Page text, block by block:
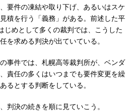
要件の凍結や取り下げ、あるいはスケ
積を行う「義務」がある。前述した平
じめとして多くの裁判では、こうした
を求める判決が出ていている。
事件では、札幌高等裁判所が、ベンダ
責任の多くはいつまでも要件変更を繰
るとする判断をしている。
判決の続きを順に見ていこう。